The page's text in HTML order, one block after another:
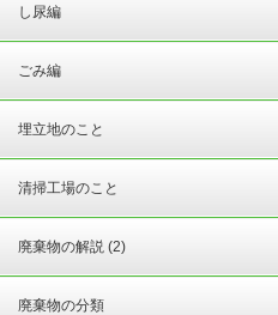
し尿編
ごみ編
埋立地のこと
清掃工場のこと
廃棄物の解説 (2)
廃棄物の分類